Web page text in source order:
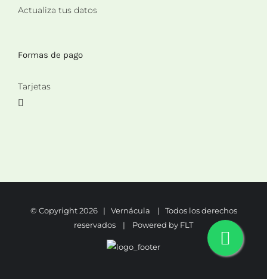
Actualiza tus datos
Formas de pago
Tarjetas
© Copyright2026 | Vernácula | Todos los derechos
reservados | Powered by FLT